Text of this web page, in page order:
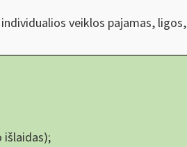
veiklos pajamas, ligos,
išlaidas);